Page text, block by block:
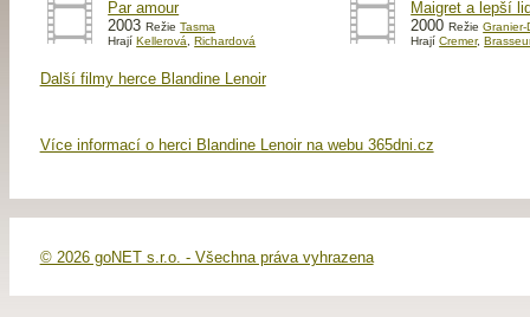
Par amour
2003RežieTasma
HrajíKellerová ,Richardová
Maigret a lepší
2000RežieGranier-
HrajíCremer,
Další filmy herce Blandine Lenoir
Více informací o herci Blandine Lenoir na webu 365dni.cz
© 2026 goNET s.r.o. - Všechna práva vyhrazena